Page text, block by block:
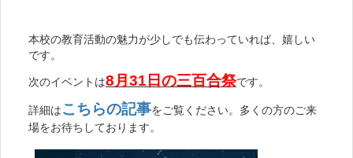
本校の教育活動の魅力が少しでも伝わっていれば、嬉しい
です。
次のイベントは8月31日の三百合祭です。
詳細はこちらの記事をご覧ください。多くの方のご来
場をお待ちしております。